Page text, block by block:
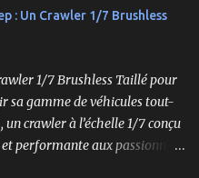
: Un Crawler 1/7 Brushless
1/7 Brushless Taillé pour
sa gamme de véhicules tout-
crawler à l’échelle 1/7 conçu
performante aux passionnés